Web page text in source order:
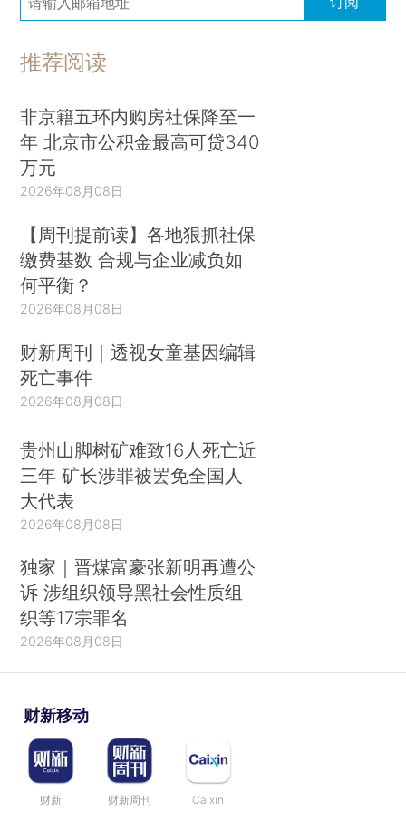
推荐阅读
非京籍五环内购房社保降至一
年 北京市公积金最高可贷340
万元
2026年08月08日
【周刊提前读】各地狠抓社保
缴费基数 合规与企业减负如
何平衡？
2026年08月08日
财新周刊｜透视女童基因编辑
死亡事件
2026年08月08日
贵州山脚树矿难致16人死亡近
三年 矿长涉罪被罢免全国人
大代表
2026年08月08日
独家｜晋煤富豪张新明再遭公
诉 涉组织领导黑社会性质组
织等17宗罪名
2026年08月08日
财新移动
财新 财新周刊 Caixin